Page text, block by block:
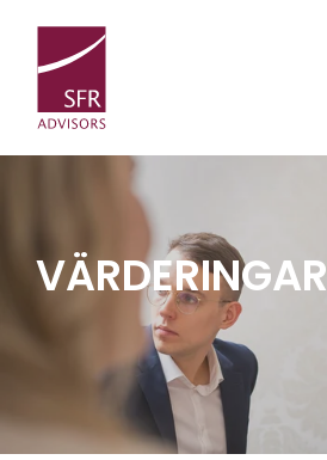
VÄRDERINGAR